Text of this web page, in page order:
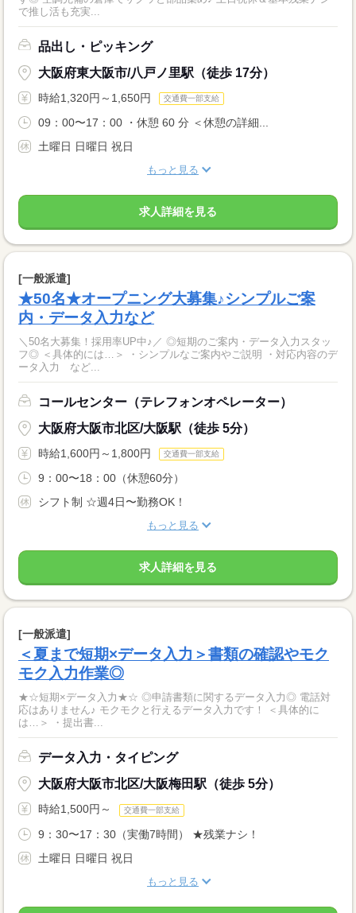
で推し活も充実...
品出し・ピッキング
大阪府東大阪市/八戸ノ里駅（徒歩 17分）
時給1,320円～1,650円 交通費一部支給
09：00〜17：00 ・休憩 60 分 ＜休憩の詳細...
土曜日 日曜日 祝日
もっと見る
求人詳細を見る
[一般派遣]
★50名★オープニング大募集♪シンプルご案
内・データ入力など
＼50名大募集！採用率UP中♪／ ◎短期のご案内・データ入力スタッ
フ◎ ＜具体的には…＞ ・シンプルなご案内やご説明 ・対応内容のデ
ータ入力 など...
コールセンター（テレフォンオペレーター）
大阪府大阪市北区/大阪駅（徒歩 5分）
時給1,600円～1,800円 交通費一部支給
9：00〜18：00（休憩60分）
シフト制 ☆週4日〜勤務OK！
もっと見る
求人詳細を見る
[一般派遣]
＜夏まで短期×データ入力＞書類の確認やモク
モク入力作業◎
★☆短期×データ入力★☆ ◎申請書類に関するデータ入力◎ 電話対
応はありません♪ モクモクと行えるデータ入力です！ ＜具体的に
は…＞ ・提出書...
データ入力・タイピング
大阪府大阪市北区/大阪梅田駅（徒歩 5分）
時給1,500円～ 交通費一部支給
9：30〜17：30（実働7時間） ★残業ナシ！
土曜日 日曜日 祝日
もっと見る